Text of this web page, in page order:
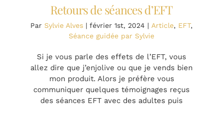
Retours de séances d’EFT
Par Sylvie Alves | février 1st, 2024 | Article, EFT,
Séance guidée par Sylvie
Si je vous parle des effets de l’EFT, vous
allez dire que j’enjolive ou que je vends bien
mon produit. Alors je préfère vous
communiquer quelques témoignages reçus
des séances EFT avec des adultes puis